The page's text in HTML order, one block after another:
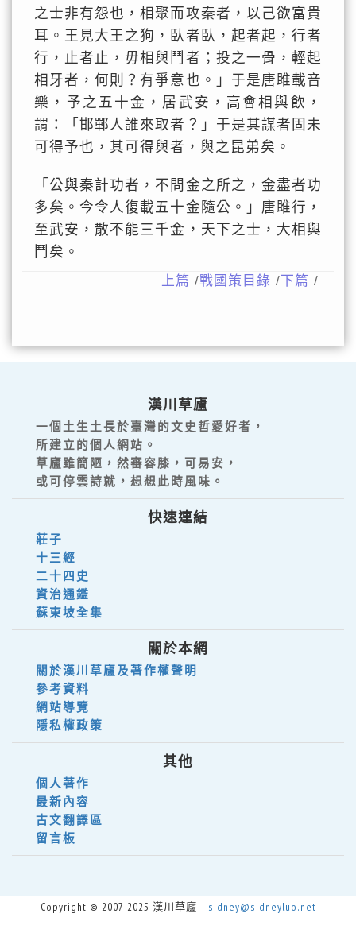
之士非有怨也，相聚而攻秦者，以己欲富貴
耳。王見大王之狗，臥者臥，起者起，行者
行，止者止，毋相與鬥者；投之一骨，輕起
相牙者，何則？有爭意也。」于是唐雎載音
樂，予之五十金，居武安，高會相與飲，
謂：「邯鄲人誰來取者？」于是其謀者固未
可得予也，其可得與者，與之昆弟矣。
「公與秦計功者，不問金之所之，金盡者功
多矣。今令人復載五十金隨公。」唐雎行，
至武安，散不能三千金，天下之士，大相與
鬥矣。
上篇 /戰國策目錄 /下篇 /
漢川草廬
一個土生土長於臺灣的文史哲愛好者，
所建立的個人網站。
草廬雖簡陋，然審容膝，可易安，
或可停雲詩就，想想此時風味。
快速連結
莊子
十三經
二十四史
資治通鑑
蘇東坡全集
關於本網
關於漢川草廬及著作權聲明
參考資料
網站導覽
隱私權政策
其他
個人著作
最新內容
古文翻譯區
留言板
Copyright © 2007-2025 漢川草廬 sidney@sidneyluo.net